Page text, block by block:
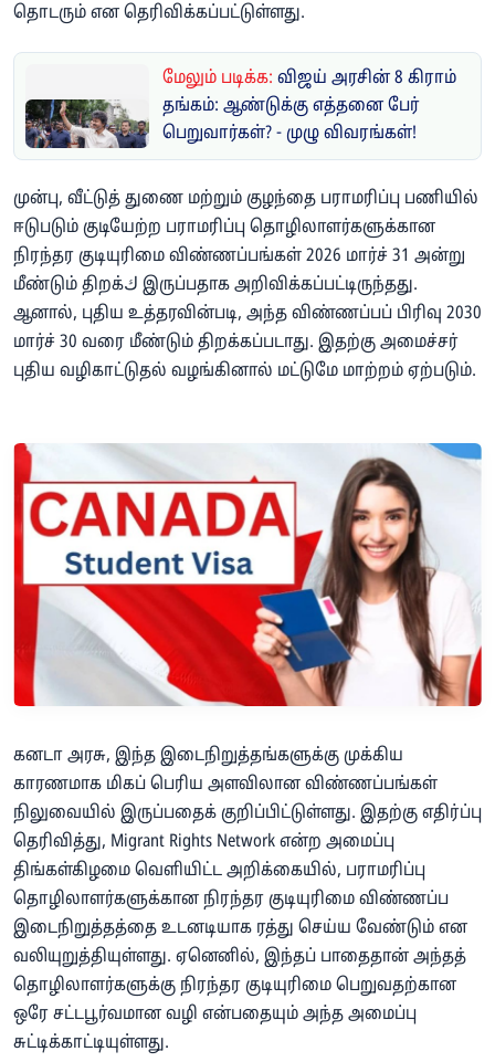
தொடரும் என தெரிவிக்கப்பட்டுள்ளது.
மேலும் படிக்க: விஜய் அரசின் 8 கிராம்
தங்கம்: ஆண்டுக்கு எத்தனை பேர்
பெறுவார்கள்? - முழு விவரங்கள்!
முன்பு, வீட்டுத் துணை மற்றும் குழந்தை பராமரிப்பு பணியில்
ஈடுபடும் குடியேற்ற பராமரிப்பு தொழிலாளர்களுக்கான
நிரந்தர குடியுரிமை விண்ணப்பங்கள் 2026 மார்ச் 31 அன்று
மீண்டும் திறக்ك இருப்பதாக அறிவிக்கப்பட்டிருந்தது.
ஆனால், புதிய உத்தரவின்படி, அந்த விண்ணப்பப் பிரிவு 2030
மார்ச் 30 வரை மீண்டும் திறக்கப்படாது. இதற்கு அமைச்சர்
புதிய வழிகாட்டுதல் வழங்கினால் மட்டுமே மாற்றம் ஏற்படும்.
கனடா அரசு, இந்த இடைநிறுத்தங்களுக்கு முக்கிய
காரணமாக மிகப் பெரிய அளவிலான விண்ணப்பங்கள்
நிலுவையில் இருப்பதைக் குறிப்பிட்டுள்ளது. இதற்கு எதிர்ப்பு
தெரிவித்து, Migrant Rights Network என்ற அமைப்பு
திங்கள்கிழமை வெளியிட்ட அறிக்கையில், பராமரிப்பு
தொழிலாளர்களுக்கான நிரந்தர குடியுரிமை விண்ணப்ப
இடைநிறுத்தத்தை உடனடியாக ரத்து செய்ய வேண்டும் என
வலியுறுத்தியுள்ளது. ஏனெனில், இந்தப் பாதைதான் அந்தத்
தொழிலாளர்களுக்கு நிரந்தர குடியுரிமை பெறுவதற்கான
ஒரே சட்டபூர்வமான வழி என்பதையும் அந்த அமைப்பு
சுட்டிக்காட்டியுள்ளது.